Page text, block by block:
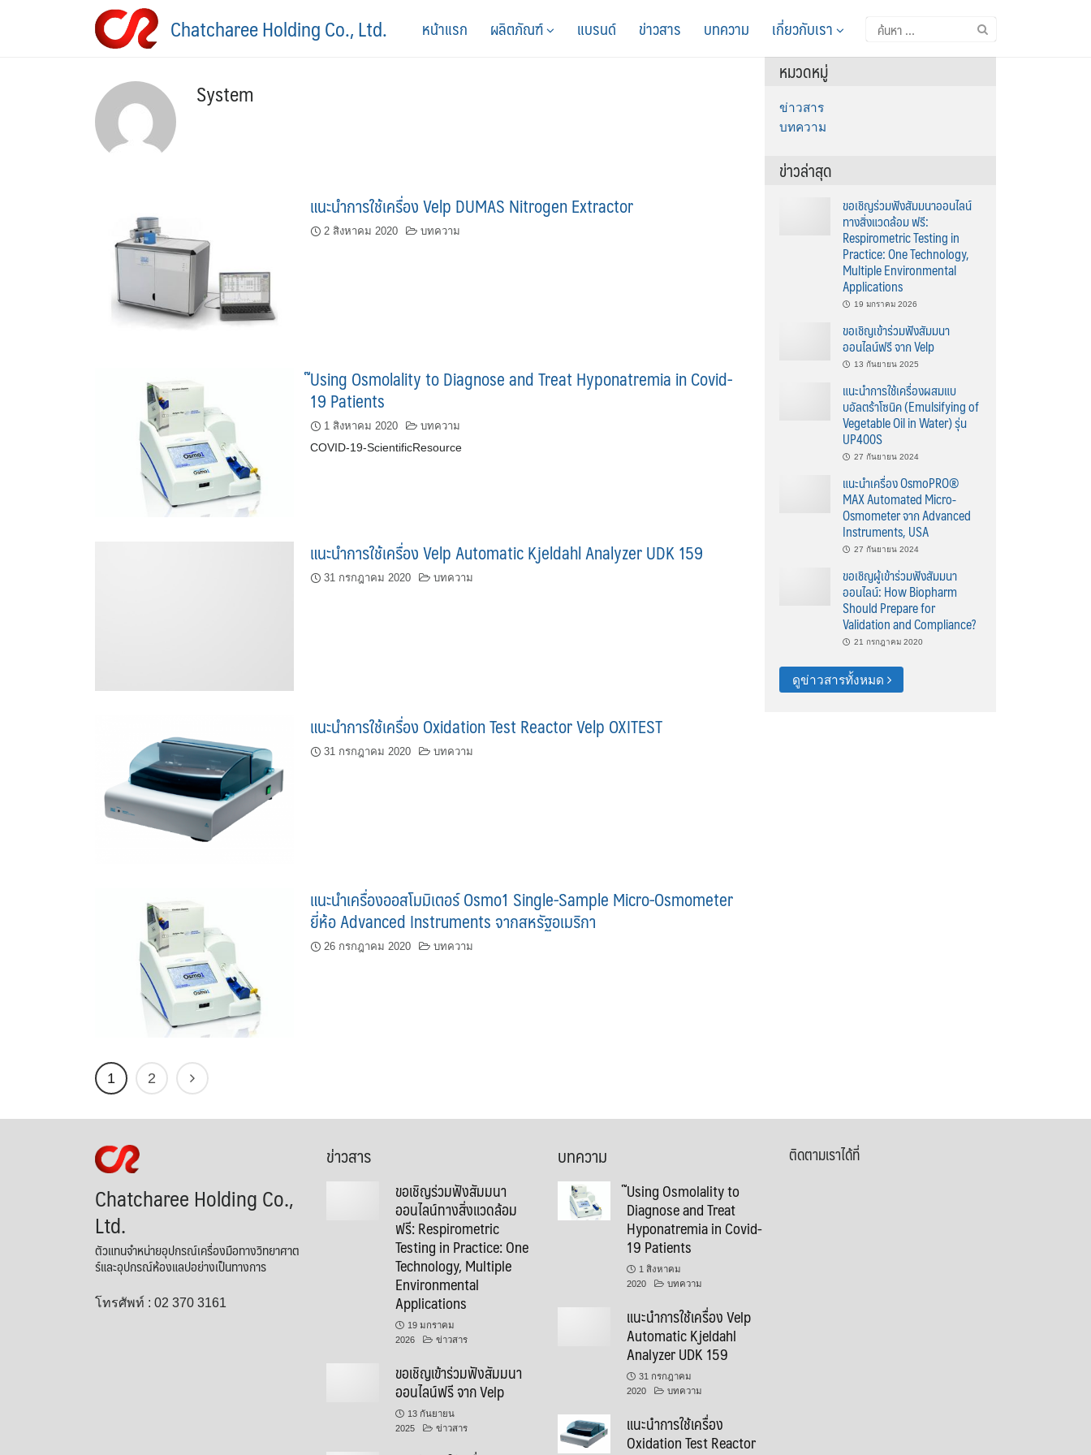
Chatcharee Holding Co., Ltd.
ค้นหา
สำหรับ:
หน้าแรก ผลิตภัณฑ์ แบรนด์ ข่าวสาร บทความ เกี่ยวกับเรา
System
แนะนำการใช้เครื่อง Velp DUMAS Nitrogen Extractor
2 สิงหาคม 2020 บทความ
๊Using Osmolality to Diagnose and Treat Hyponatremia in Covid-
19 Patients
1 สิงหาคม 2020 บทความ
COVID-19-ScientificResource
แนะนำการใช้เครื่อง Velp Automatic Kjeldahl Analyzer UDK 159
31 กรกฎาคม 2020 บทความ
แนะนำการใช้เครื่อง Oxidation Test Reactor Velp OXITEST
31 กรกฎาคม 2020 บทความ
แนะนำเครื่องออสโมมิเตอร์ Osmo1 Single-Sample Micro-Osmometer
ยี่ห้อ Advanced Instruments จากสหรัฐอเมริกา
26 กรกฎาคม 2020 บทความ
1 2
หมวดหมู่
ข่าวสาร
บทความ
ข่าวล่าสุด
ขอเชิญร่วมฟังสัมมนาออนไลน์
ทางสิ่งแวดล้อม ฟรี:
Respirometric Testing in
Practice: One Technology,
Multiple Environmental
Applications
19 มกราคม 2026
ขอเชิญเข้าร่วมฟังสัมมนา
ออนไลน์ฟรี จาก Velp
13 กันยายน 2025
แนะนำการใช้เครื่องผสมแบ
บอัลตร้าโซนิค (Emulsifying of
Vegetable Oil in Water) รุ่น
UP400S
27 กันยายน 2024
แนะนำเครื่อง OsmoPRO®
MAX Automated Micro-
Osmometer จาก Advanced
Instruments, USA
27 กันยายน 2024
ขอเชิญผู้เข้าร่วมฟังสัมมนา
ออนไลน์: How Biopharm
Should Prepare for
Validation and Compliance?
21 กรกฎาคม 2020
ดูข่าวสารทั้งหมด
Chatcharee Holding Co.,
Ltd.
ตัวแทนจำหน่ายอุปกรณ์เครื่องมือทางวิทยาศาต
ร์และอุปกรณ์ห้องแลปอย่างเป็นทางการ
โทรศัพท์ : 02 370 3161
ข่าวสาร
ขอเชิญร่วมฟังสัมมนา
ออนไลน์ทางสิ่งแวดล้อม
ฟรี: Respirometric
Testing in Practice: One
Technology, Multiple
Environmental
Applications
19 มกราคม
2026
ข่าวสาร
ขอเชิญเข้าร่วมฟังสัมมนา
ออนไลน์ฟรี จาก Velp
13 กันยายน
2025
ข่าวสาร
บทความ
๊Using Osmolality to
Diagnose and Treat
Hyponatremia in Covid-
19 Patients
1 สิงหาคม
2020
บทความ
แนะนำการใช้เครื่อง Velp
Automatic Kjeldahl
Analyzer UDK 159
31 กรกฎาคม
2020
บทความ
แนะนำการใช้เครื่อง
Oxidation Test Reactor
ติดตามเราได้ที่